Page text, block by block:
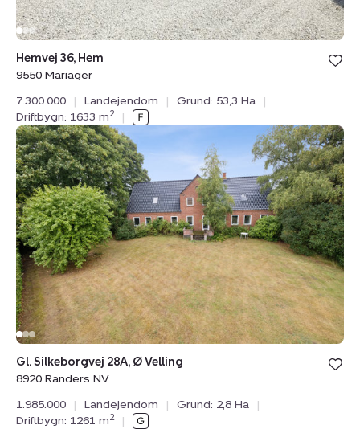
Hemvej 36, Hem
9550 Mariager
7.300.000
| Landejendom | Grund: 53,3 Ha
|
Driftbygn: 1633 m2 |
Landejendom:
Gl.
Silkeborgvej
28A,
Ø
Velling,
8920
Randers
NV
Gl. Silkeborgvej 28A, Ø Velling
8920 Randers NV
1.985.000
| Landejendom | Grund: 2,8 Ha
|
Driftbygn: 1261 m2 |